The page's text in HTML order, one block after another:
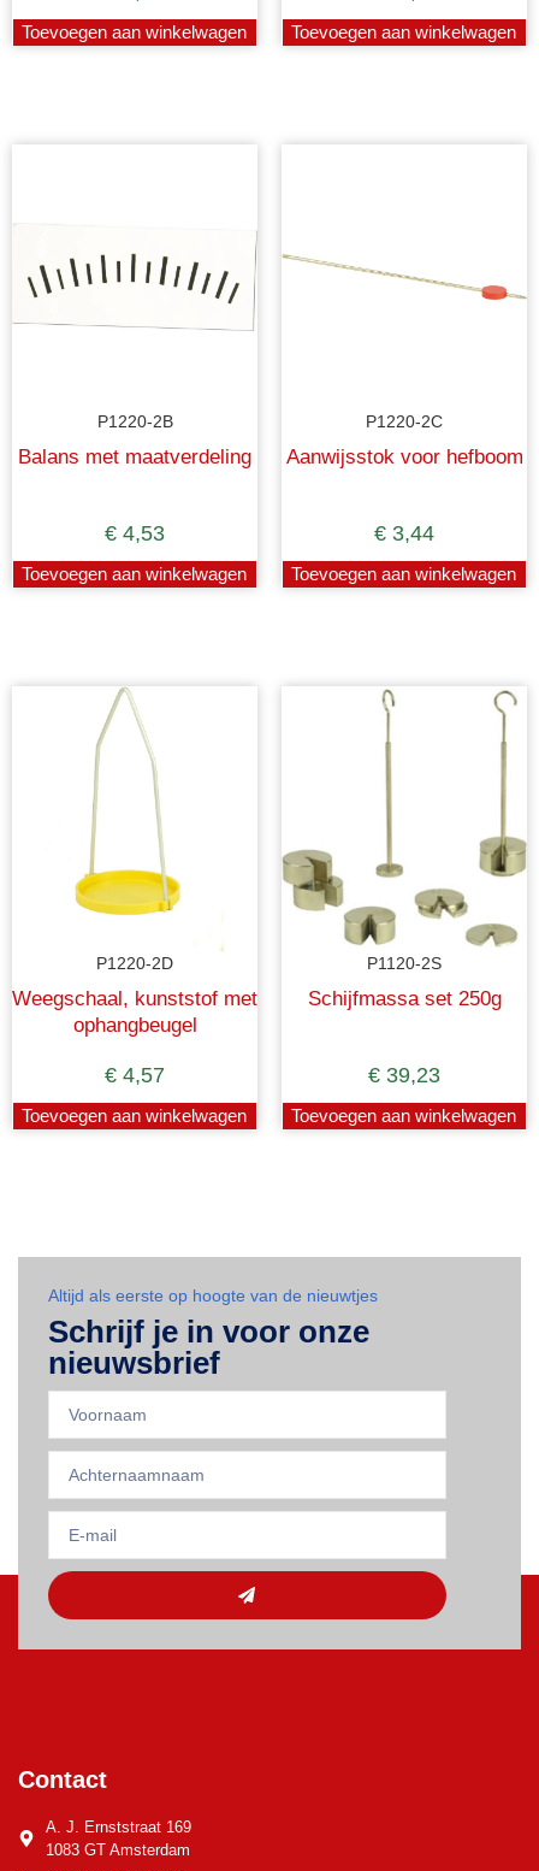
Toevoegen aan winkelwagen Toevoegen aan winkelwagen
P1220-2B
Balans met maatverdeling
€ 4,53
Toevoegen aan winkelwagen
P1220-2C
Aanwijsstok voor hefboom
€ 3,44
Toevoegen aan winkelwagen
P1220-2D
Weegschaal, kunststof met
ophangbeugel
€ 4,57
Toevoegen aan winkelwagen
P1120-2S
Schijfmassa set 250g
€ 39,23
Toevoegen aan winkelwagen
Altijd als eerste op hoogte van de nieuwtjes
Schrijf je in voor onze
nieuwsbrief
Contact
A. J. Ernststraat 169
1083 GT Amsterdam